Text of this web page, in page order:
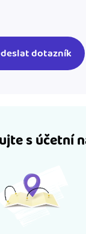
s účetní